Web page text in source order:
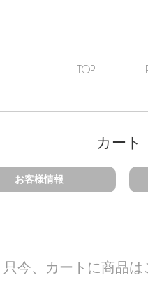
TOP
カート
お客様情報
只今、カートに商品は